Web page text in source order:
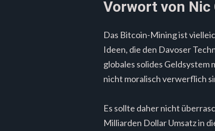
Vorwort von Nic
Das Bitcoin-Mining ist
Ideen, die den Davoser
globales solides
nicht moralisch verwerflich
Es sollte daher nicht
Milliarden Dollar Umsatz in